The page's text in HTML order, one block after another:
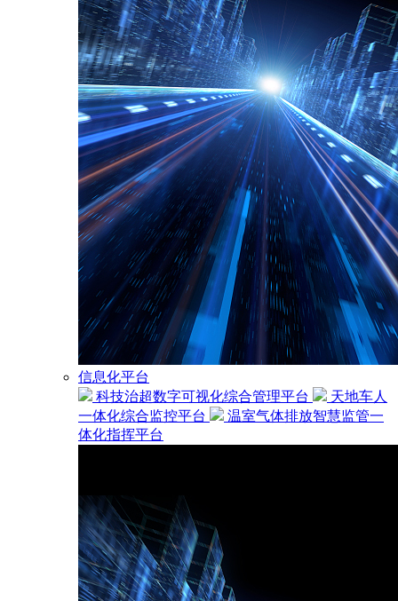
信息化平台
科技治超数字可视化综合管理平台
天地车人
一体化综合监控平台
温室气体排放智慧监管一
体化指挥平台